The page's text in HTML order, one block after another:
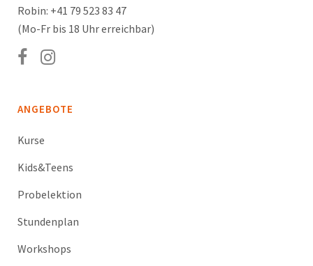
Robin: +41 79 523 83 47
(Mo-Fr bis 18 Uhr erreichbar)
ANGEBOTE
Kurse
Kids&Teens
Probelektion
Stundenplan
Workshops